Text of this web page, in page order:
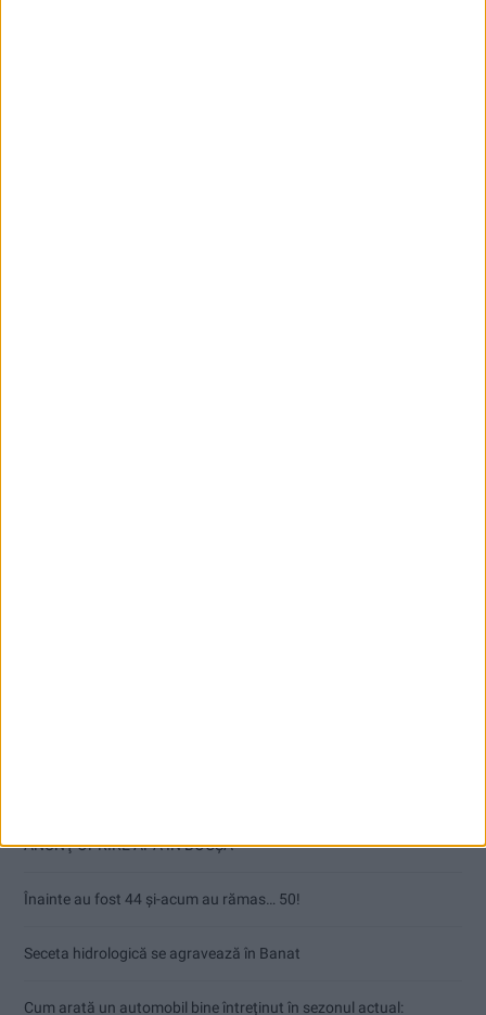
ANUNŢ OPRIRE APĂ ÎN BOCȘA
Înainte au fost 44 și-acum au rămas… 50!
Seceta hidrologică se agravează în Banat
Cum arată un automobil bine întreținut în sezonul actual: